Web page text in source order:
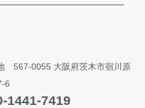
567-0055 大阪府茨木市宿川原
6
1441-7419